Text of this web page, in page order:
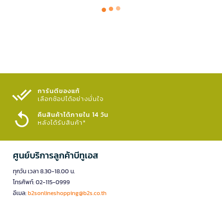
การันตีของแท้
เลือกช้อปได้อย่างมั่นใจ​
คืนสินค้าได้ภายใน 14 วัน
หลังได้รับสินค้า*
ศูนย์บริการลูกค้าบีทูเอส
ทุกวัน เวลา 8.30-18.00 น.
โทรศัพท์: 02-115-0999
อีเมล:b2sonlineshopping@b2s.co.th